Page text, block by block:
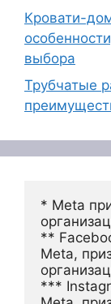
Кровати-
выбора
Трубчатые
* Meta
**
Meta,
***